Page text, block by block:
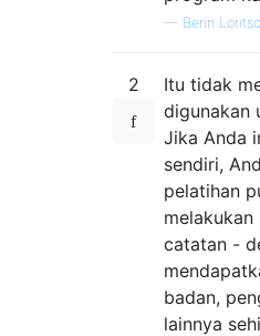
— Berin
2
Itu tidak
digunakan
Jika Anda
sendiri,
pelatihan
catatan -
badan,
lainnya